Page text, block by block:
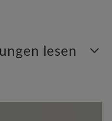
lesen